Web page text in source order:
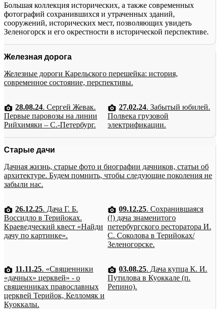
Большая коллекция исторических, а также современных
фотографий сохранившихся и утраченных зданий,
сооружений, исторических мест, позволяющих увидеть
Зеленогорск и его окрестности в исторической перспективе.
Железная дорога
Железные дороги Карельского перешейка: история,
современное состояние, перспективы.
28.08.24. Сергей Жевак.
Первые паровозы на линии
Рийхимяки – С.-Петербург.
27.02.24. Забытый юбилей.
Полвека грузовой
электрификации.
Старые дачи
Дачная жизнь, старые фото и биографии дачников, статьи об
архитектуре. Будем помнить, чтобы следующие поколения не
забыли нас.
26.12.25. Дача Г. Б.
Воссидло в Терийоках.
Краеведческий квест «Найди
дачу по картинке».
09.12.25. Сохранившаяся
(!) дача знаменитого
петербургского ресторатора И.
С. Соколова в Терийоках/
Зеленогорске.
11.11.25. «Священники
«дачных» церквей» - о
священниках православных
церквей Терийок, Келломяк и
Куоккалы.
03.08.25. Дача купца К. И.
Путилова в Куоккале (п.
Репино).